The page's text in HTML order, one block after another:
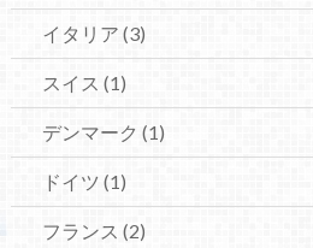
イタリア (3)
スイス (1)
デンマーク (1)
ドイツ (1)
フランス (2)